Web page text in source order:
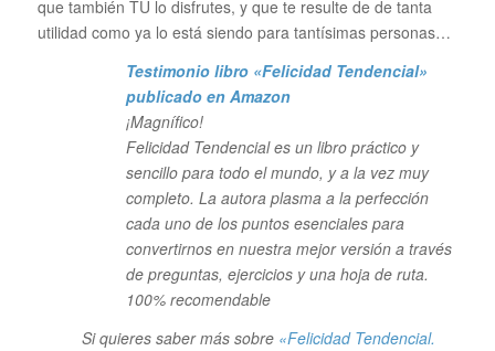
que también TU lo disfrutes, y que te resulte de de tanta
utilidad como ya lo está siendo para tantísimas personas…
Testimonio libro «Felicidad Tendencial»
publicado en Amazon
¡Magnífico!
Felicidad Tendencial es un libro práctico y
sencillo para todo el mundo, y a la vez muy
completo. La autora plasma a la perfección
cada uno de los puntos esenciales para
convertirnos en nuestra mejor versión a través
de preguntas, ejercicios y una hoja de ruta.
100% recomendable
Si quieres saber más sobre «Felicidad Tendencial.